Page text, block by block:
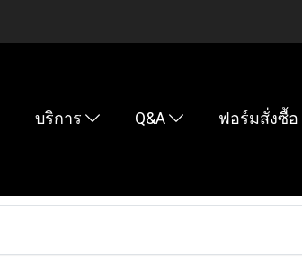
บริการ Q&A ฟอร์มสั่งซื้อ